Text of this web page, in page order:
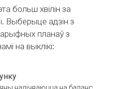
больш хвілін за
адзін з
планаў з
на выклікі: